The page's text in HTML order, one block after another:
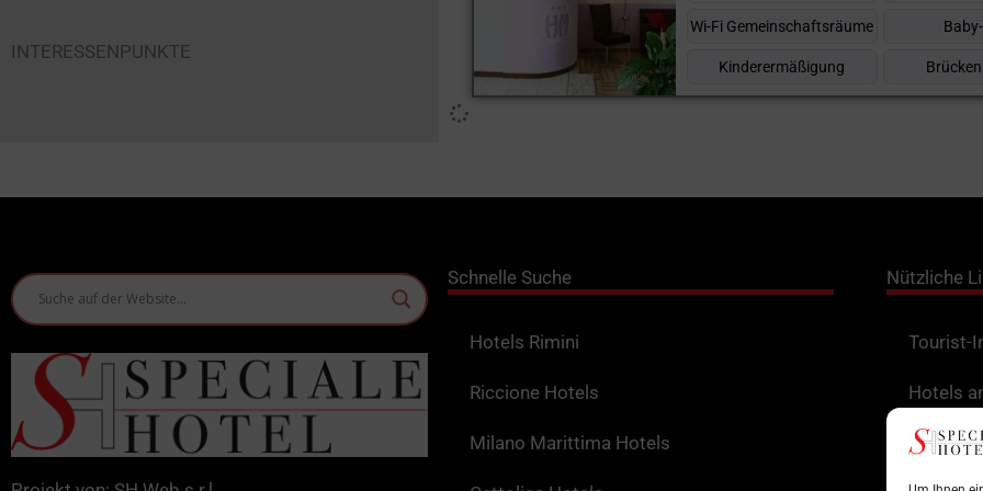
INTERESSENPUNKTE
Wi-Fi Gemeinschaftsräume
Kinderermäßigung
Schnelle Suche
Hotels Rimini
Riccione Hotels
Milano Marittima Hotels
Nützliche
Tourist-
Hotels